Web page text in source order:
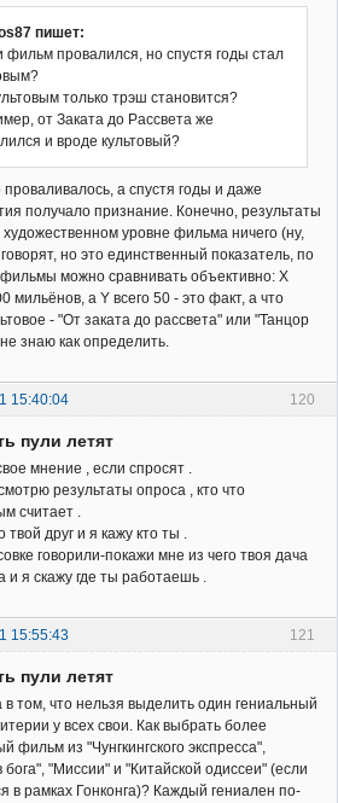
пишет:
фильм провалился, но спустя годы стал
только трэш становится?
от Заката до Рассвета же
и вроде культовый?
проваливалось, а спустя годы и даже
получало признание. Конечно, результаты
художественном уровне фильма ничего (ну,
но это единственный показатель, по
можно сравнивать объективно: Х
мильёнов, а Y всего 50 - это факт, а что
- "От заката до рассвета" или "Танцор
знаю как определить.
120
15:40:04
пули летят
мнение , если спросят .
результаты опроса , кто что
считает .
твой друг и я кажу кто ты .
говорили-покажи мне из чего твоя дача
и я скажу где ты работаешь .
121
15:55:43
пули летят
том, что нельзя выделить один гениальный
у всех свои. Как выбрать более
фильм из "Чунгкингского экспресса",
бога", "Миссии" и "Китайской одиссеи" (если
в рамках Гонконга)? Каждый гениален по-